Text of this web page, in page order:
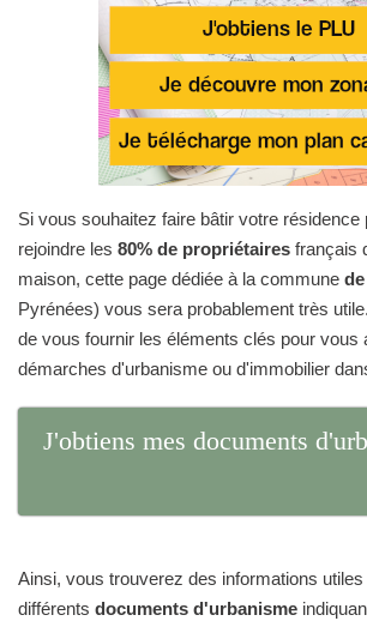
Si vous souhaitez faire bâtir votre résidence
rejoindre les 80% de propriétaires français
maison, cette page dédiée à la commune
Pyrénées) vous sera probablement très
de vous fournir les éléments clés pour vous
démarches d'urbanisme ou d'immobilier
J'obtiens mes documents
Ainsi, vous trouverez des informations
différents documents d'urbanisme